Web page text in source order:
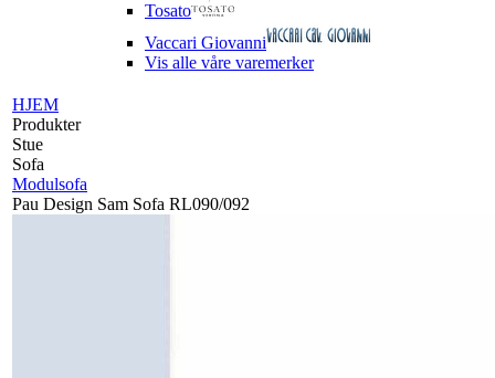
Tosato
Vaccari Giovanni
Vis alle våre varemerker
HJEM
Produkter
Stue
Sofa
Modulsofa
Pau Design Sam Sofa RL090/092